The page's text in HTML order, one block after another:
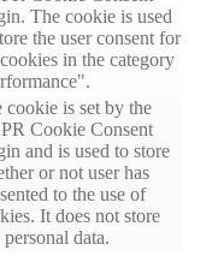
The cookie is used
the user consent for
in the category
cookie is set by the
Cookie Consent
and is used to store
or not user has
to the use of
It does not store
data.